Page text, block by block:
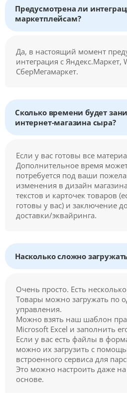
Предусмотрена ли
маркетплейсам?
Да, в настоящий момент
интеграция с Яндекс.Маркет,
СберМегамаркет.
Сколько времени будет
интернет-магазина сыра?
Если у вас готовы все
Дополнительное время
потребуется под ваши
изменения в дизайн
текстов и карточек товаров
готовы у вас) и заключение
доставки/эквайринга.
Насколько сложно
Очень просто. Есть
Товары можно загружать по
управления.
Можно взять наш шаблон
Microsoft Excel и заполнить
Если у вас есть файлы в
можно их загрузить с
встроенного сервиса для
Это можно настроить даже
основе.